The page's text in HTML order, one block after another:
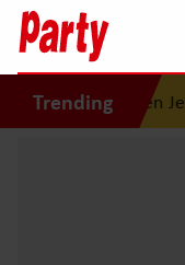
Trending
Jerney